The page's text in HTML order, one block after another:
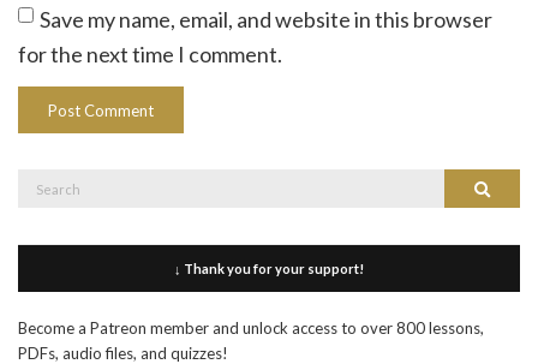
Save my name, email, and website in this browser
for the next time I comment.
Search
↓ Thank you for your support!
Become a Patreon member and unlock access to over 800 lessons,
PDFs, audio files, and quizzes!